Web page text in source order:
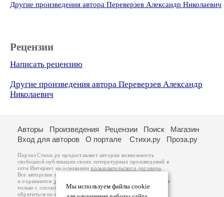
Другие произведения автора Переверзев Александр Николаевич
Рецензии
Написать рецензию
Другие произведения автора Переверзев Александр
Николаевич
Мы используем файлы cookie
Авторы Произведения Рецензии Поиск
Магазин
Вход для авторов
О портале Стихи.ру Проза.ру
Портал Стихи.ру предоставляет авторам возможность
свободной публикации своих литературных произведений в
сети Интернет на основаниипользовательского договора
Все авторские права на произведения принадлежат авторам
и охраняются законом
. Перепечатка произведений возможна
только с согласия его автора, к которому вы можете
обратиться на его авторской странице. Ответственность за